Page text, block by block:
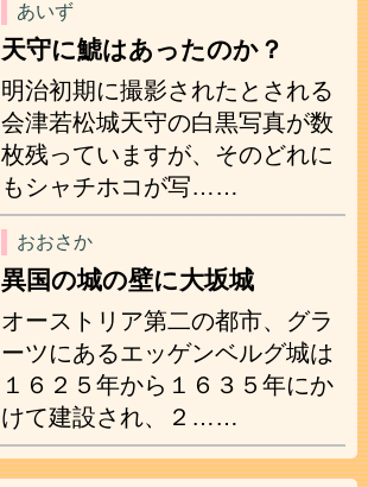
あいず
天守に鯱はあったのか？
明治初期に撮影されたとされる
会津若松城天守の白黒写真が数
枚残っていますが、そのどれに
もシャチホコが写……
おおさか
異国の城の壁に大坂城
オーストリア第二の都市、グラ
ーツにあるエッゲンベルグ城は
１６２５年から１６３５年にか
けて建設され、２……